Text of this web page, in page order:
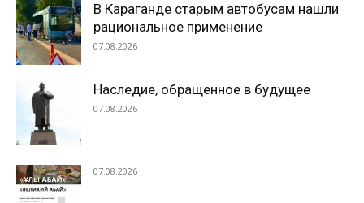
В Караганде старым автобусам нашли
рациональное применение
07.08.2026
Наследие, обращенное в будущее
07.08.2026
07.08.2026